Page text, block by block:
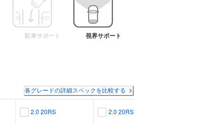
駐車サポート 視界サポート
各グレードの詳細スペックを比較する
2.0 20RS 2.0 20RS